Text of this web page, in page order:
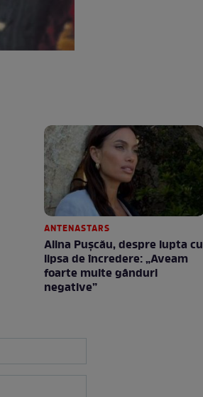
ANTENASTARS
Alina Pușcău, despre lupta cu
lipsa de încredere: „Aveam
foarte multe gânduri
negative”